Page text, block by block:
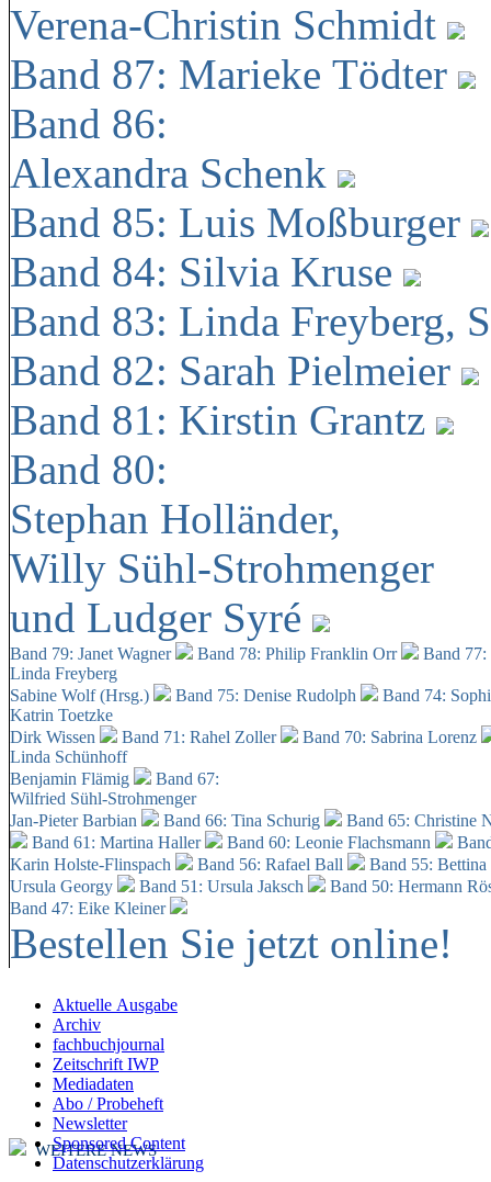
Verena-Christin Schmidt
Band 87: Marieke Tödter
Band 86:
Alexandra Schenk
Band 85: Luis Moßburger
Band 84: Silvia Kruse
Band 83: Linda Freyberg,
Band 82: Sarah Pielmeier
Band 81: Kirstin Grantz
Band 80:
Stephan Holländer,
Willy Sühl-Strohmenger
und Ludger Syré
Band 79: Janet Wagner Band 78: Philip Franklin Orr
Band
Linda Freyberg
Sabine Wolf (Hrsg.)
Band 75: Denise Rudolph
Band 74:
Katrin Toetzke
Dirk Wissen
Band 71: Rahel Zoller
Band 70: Sabrina Lorenz
Linda Schünhoff
Benjamin Flämig
Band 67:
Wilfried Sühl-Strohmenger
Jan-Pieter Barbian
Band 66: Tina Schurig
Band 65: Christine
Band 61: Martina Haller
Band 60: Leonie Flachsmann
Karin Holste-Flinspach
Band 56: Rafael Ball
Band 55:
Ursula Georgy
Band 51: Ursula Jaksch Band 50: Hermann
Band 47: Eike Kleiner
Bestellen Sie jetzt online!
Aktuelle Ausgabe
Archiv
fachbuchjournal
Zeitschrift IWP
Mediadaten
Abo / Probeheft
Newsletter
Sponsored Content
Datenschutzerklärung
WEITERE NEWS